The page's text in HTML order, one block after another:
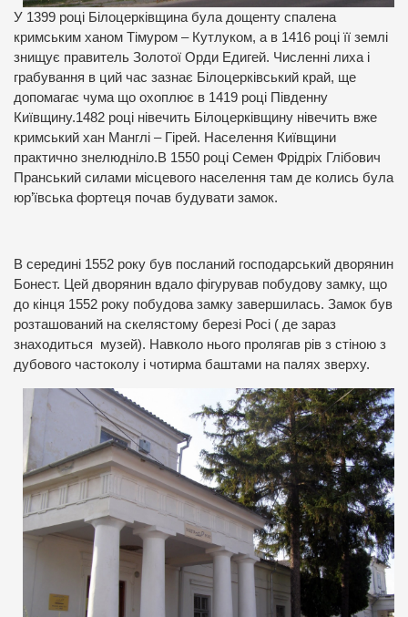
У 1399 році Білоцерківщина була дощенту спалена
кримським ханом Тімуром – Кутлуком, а в 1416 році її землі
знищує правитель Золотої Орди Едигей. Численні лиха і
грабування в ций час зазнає Білоцерківський край, ще
допомагає чума що охоплює в 1419 році Південну
Київщину.1482 році нівечить Білоцерківщину нівечить вже
кримський хан Манглі – Гірей. Населення Київщини
практично знелюдніло.В 1550 році Семен Фрідріх Глібович
Пранський силами місцевого населення там де колись була
юр’ївська фортеця почав будувати замок.
В середині 1552 року був посланий господарський дворянин
Бонест. Цей дворянин вдало фігурував побудову замку, що
до кінця 1552 року побудова замку завершилась. Замок був
розташований на скелястому березі Росі ( де зараз
знаходиться музей). Навколо нього пролягав рів з стіною з
дубового частоколу і чотирма баштами на палях зверху.